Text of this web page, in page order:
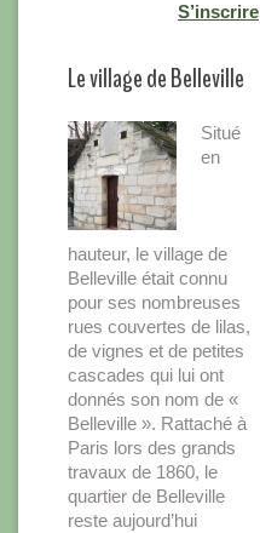
S’inscrire
Le village de Belleville
Situé
en
hauteur, le village de
Belleville était connu
pour ses nombreuses
rues couvertes de lilas,
de vignes et de petites
cascades qui lui ont
donnés son nom de «
Belleville ». Rattaché à
Paris lors des grands
travaux de 1860, le
quartier de Belleville
reste aujourd’hui